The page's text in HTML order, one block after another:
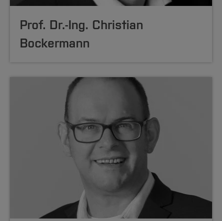
Prof. Dr.-Ing. Christian
Bockermann